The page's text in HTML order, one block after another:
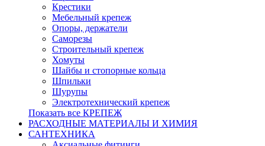
Крестики
Мебельный крепеж
Опоры, держатели
Саморезы
Строительный крепеж
Хомуты
Шайбы и стопорные кольца
Шпильки
Шурупы
Электротехнический крепеж
Показать все КРЕПЕЖ
РАСХОДНЫЕ МАТЕРИАЛЫ И ХИМИЯ
САНТЕХНИКА